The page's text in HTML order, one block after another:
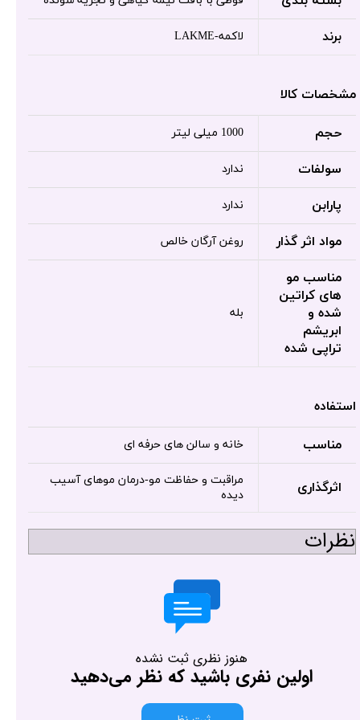
برند لاکمه-LAKME
مشخصات کالا
حجم 1000 میلی لیتر
سولفات ندارد
پارابن ندارد
مواد اثر گذار روغن آرگان خالص
مناسب مو
های کراتین
شده و
ابریشم
تراپی شده
بله
استفاده
مناسب خانه و سالن های حرفه ای
اثرگذاری
مراقبت و حفاظت مو-درمان موهای آسیب
دیده
نظرات
هنوز نظری ثبت نشده
اولین نفری باشید که نظر می‌دهید